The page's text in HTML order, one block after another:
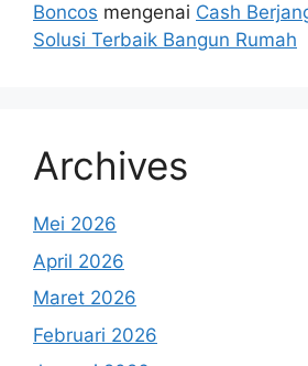
Boncos mengenai Cash
Solusi Terbaik Bangun Rumah
Archives
Mei 2026
April 2026
Maret 2026
Februari 2026